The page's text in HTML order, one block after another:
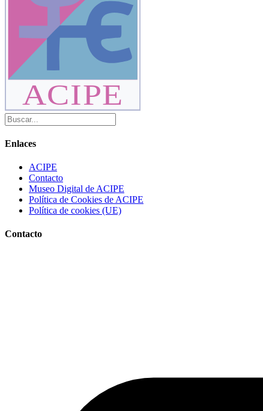
ACIPE
Enlaces
ACIPE
Contacto
Museo Digital de ACIPE
Política de Cookies de ACIPE
Política de cookies (UE)
Contacto